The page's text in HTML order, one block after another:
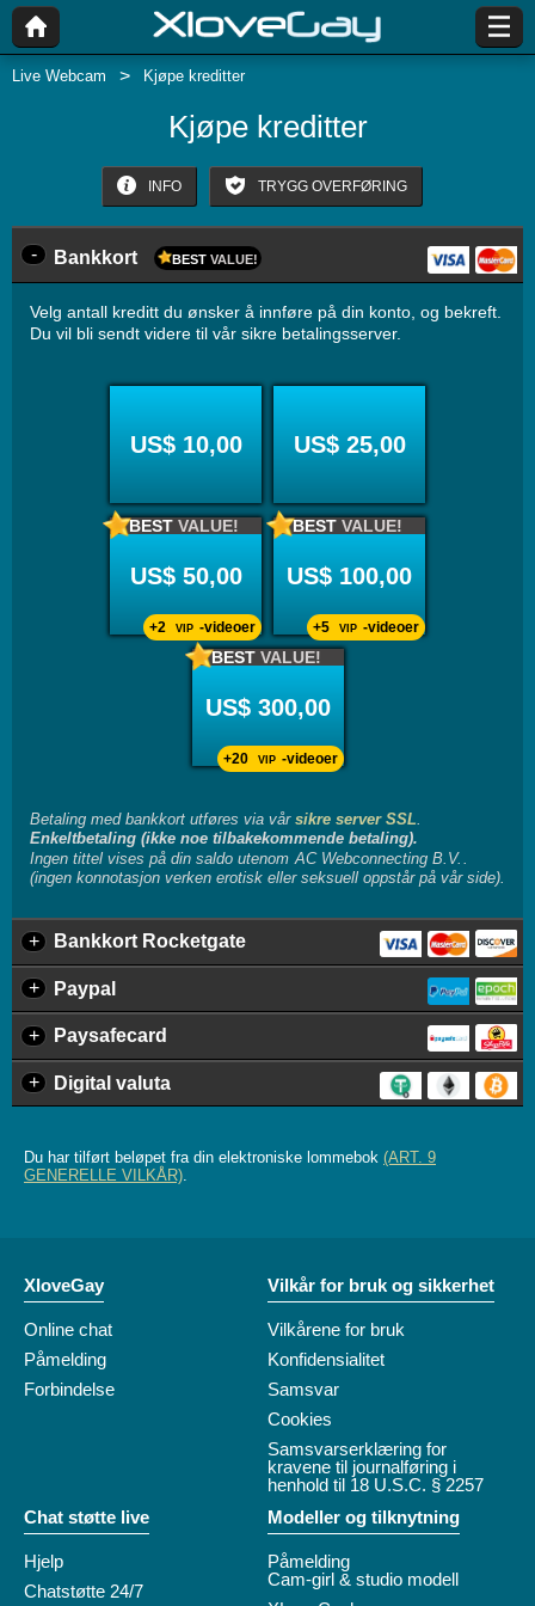
Live Webcam Kjøpe kreditter
Kjøpe kreditter
INFO TRYGG OVERFØRING
- Bankkort BEST VALUE!
Velg antall kreditt du ønsker å innføre på din konto, og bekreft.
Du vil bli sendt videre til vår sikre betalingsserver.
US$ 10,00 US$ 25,00
BEST VALUE!
US$ 50,00
+2 VIP -videoer
BEST VALUE!
US$ 100,00
+5 VIP -videoer
BEST VALUE!
US$ 300,00
+20 VIP -videoer
Betaling med bankkort utføres via vår sikre server SSL.
Enkeltbetaling (ikke noe tilbakekommende betaling).
Ingen tittel vises på din saldo utenom
.
(ingen konnotasjon verken erotisk eller seksuell oppstår på vår side).
+ Bankkort Rocketgate
+ Paypal
+ Paysafecard
+ Digital valuta
Du har tilført beløpet fra din elektroniske lommebok (ART. 9
GENERELLE VILKÅR).
XloveGay
Online chat
Påmelding
Forbindelse
Vilkår for bruk og sikkerhet
Vilkårene for bruk
Konfidensialitet
Samsvar
Cookies
Samsvarserklæring for
kravene til journalføring i
henhold til 18 U.S.C. § 2257
Chat støtte live
Hjelp
Chatstøtte 24/7
Modeller og tilknytning
Påmelding
Cam-girl & studio modell